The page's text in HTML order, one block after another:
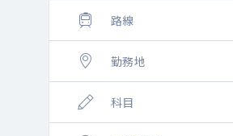
路線
勤務地
科目